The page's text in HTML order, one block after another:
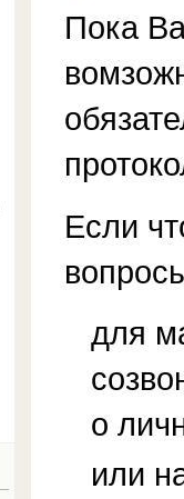
Пока
Если
для
о
или